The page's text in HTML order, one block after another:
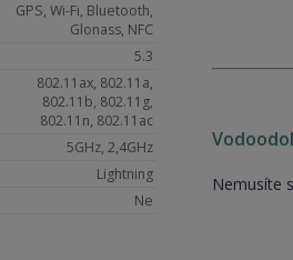
GPS, Wi-Fi, Bluetooth,
Glonass, NFC
5.3
802.11ax, 802.11a,
802.11b, 802.11g,
802.11n, 802.11ac
5GHz, 2,4GHz
Lightning
Ne
Nemusíte